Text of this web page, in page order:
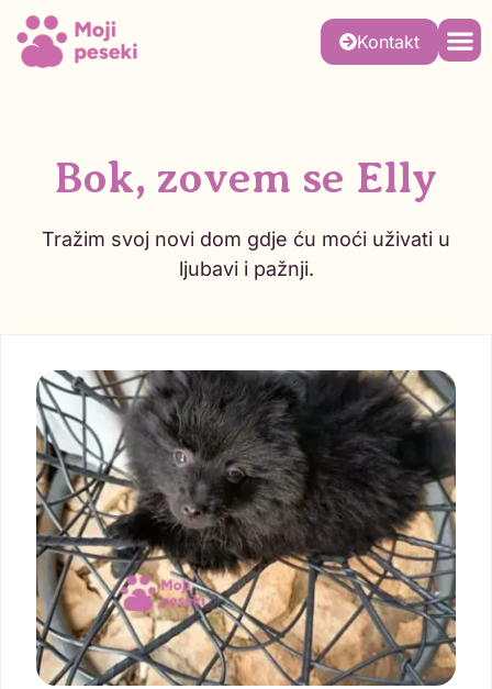
Kontakt
Bok, zovem se Elly
Tražim svoj novi dom gdje ću moći uživati u
ljubavi i pažnji.